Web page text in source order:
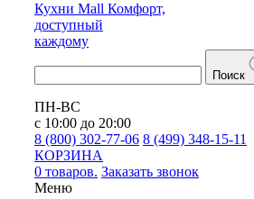
Кухни Mall Комфорт,
доступный
каждому
Поиск
ПН-ВС
с 10:00 до 20:00
8 (800) 302-77-06 8 (499) 348-15-11
КОРЗИНА
0 товаров. Заказать звонок
Меню